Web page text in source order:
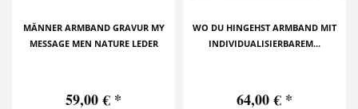
MÄNNER ARMBAND GRAVUR MY
MESSAGE MEN NATURE LEDER
59,00 € *
WO DU HINGEHST ARMBAND MIT
INDIVIDUALISIERBAREM...
64,00 € *